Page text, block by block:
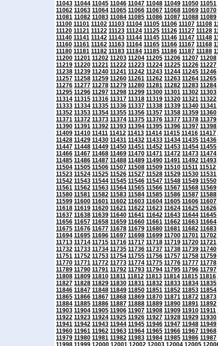
11043 11044 11045 11046 11047 11048 11049 11050 11051
11062 11063 11064 11065 11066 11067 11068 11069 11070
11081 11082 11083 11084 11085 11086 11087 11088 11089
11100 11101 11102 11103 11104 11105 11106 11107 11108
11120 11121 11122 11123 11124 11125 11126 11127 11128
11140 11141 11142 11143 11144 11145 11146 11147 11148
11160 11161 11162 11163 11164 11165 11166 11167 11168
11180 11181 11182 11183 11184 11185 11186 11187 11188
11200 11201 11202 11203 11204 11205 11206 11207 11208
11219 11220 11221 11222 11223 11224 11225 11226 11227
11238 11239 11240 11241 11242 11243 11244 11245 11246
11257 11258 11259 11260 11261 11262 11263 11264 11265
11276 11277 11278 11279 11280 11281 11282 11283 11284
11295 11296 11297 11298 11299 11300 11301 11302 11303
11314 11315 11316 11317 11318 11319 11320 11321 11322
11333 11334 11335 11336 11337 11338 11339 11340 11341
11352 11353 11354 11355 11356 11357 11358 11359 11360
11371 11372 11373 11374 11375 11376 11377 11378 11379
11390 11391 11392 11393 11394 11395 11396 11397 11398
11409 11410 11411 11412 11413 11414 11415 11416 11417
11428 11429 11430 11431 11432 11433 11434 11435 11436
11447 11448 11449 11450 11451 11452 11453 11454 11455
11466 11467 11468 11469 11470 11471 11472 11473 11474
11485 11486 11487 11488 11489 11490 11491 11492 11493
11504 11505 11506 11507 11508 11509 11510 11511 11512
11523 11524 11525 11526 11527 11528 11529 11530 11531
11542 11543 11544 11545 11546 11547 11548 11549 11550
11561 11562 11563 11564 11565 11566 11567 11568 11569
11580 11581 11582 11583 11584 11585 11586 11587 11588
11599 11600 11601 11602 11603 11604 11605 11606 11607
11618 11619 11620 11621 11622 11623 11624 11625 11626
11637 11638 11639 11640 11641 11642 11643 11644 11645
11656 11657 11658 11659 11660 11661 11662 11663 11664
11675 11676 11677 11678 11679 11680 11681 11682 11683
11694 11695 11696 11697 11698 11699 11700 11701 11702
11713 11714 11715 11716 11717 11718 11719 11720 11721
11732 11733 11734 11735 11736 11737 11738 11739 11740
11751 11752 11753 11754 11755 11756 11757 11758 11759
11770 11771 11772 11773 11774 11775 11776 11777 11778
11789 11790 11791 11792 11793 11794 11795 11796 11797
11808 11809 11810 11811 11812 11813 11814 11815 11816
11827 11828 11829 11830 11831 11832 11833 11834 11835
11846 11847 11848 11849 11850 11851 11852 11853 11854
11865 11866 11867 11868 11869 11870 11871 11872 11873
11884 11885 11886 11887 11888 11889 11890 11891 11892
11903 11904 11905 11906 11907 11908 11909 11910 11911
11922 11923 11924 11925 11926 11927 11928 11929 11930
11941 11942 11943 11944 11945 11946 11947 11948 11949
11960 11961 11962 11963 11964 11965 11966 11967 11968
11979 11980 11981 11982 11983 11984 11985 11986 11987
11998 11999 12000 12001 12002 12003 12004 12005